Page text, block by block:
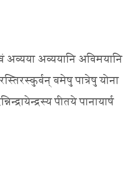
अव्यया अव्ययानि अविमयानि
वमेषु पात्रेषु योना
पीतये पानायार्ष